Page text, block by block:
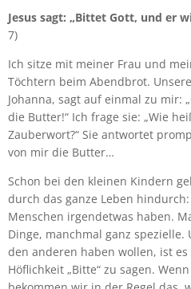
Jesus sagt: „Bittet Gott, und er
7)
Ich sitze mit meiner Frau und
Töchtern beim Abendbrot.
Johanna, sagt auf einmal zu mir:
die Butter!“ Ich frage sie: „Wie
Zauberwort?“ Sie antwortet
von mir die Butter…
Schon bei den kleinen Kindern
durch das ganze Leben
Menschen irgendetwas haben.
Dinge, manchmal ganz
den anderen haben wollen, ist
Höflichkeit „Bitte“ zu sagen.